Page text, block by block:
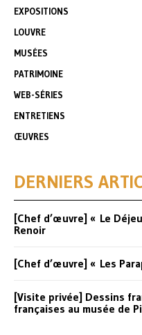
EXPOSITIONS
LOUVRE
MUSÉES
PATRIMOINE
WEB-SÉRIES
ENTRETIENS
ŒUVRES
DERNIERS
[Chef d’œuvre] « Le
Renoir
[Chef d’œuvre] « Les
[Visite privée] Dessins
françaises au musée de